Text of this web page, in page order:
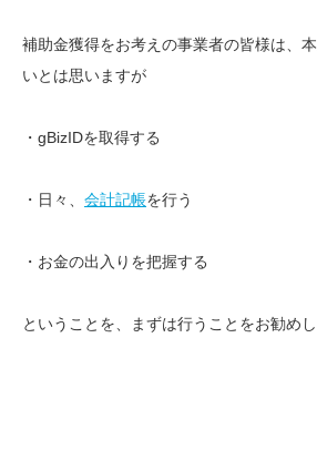
補助金獲得をお考えの事業者の皆様は、
いとは思いますが
・gBizIDを取得する
・日々、 会計記帳を行う
・お金の出入りを把握する
ということを、まずは行うことをお勧めし